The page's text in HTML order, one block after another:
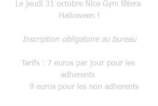
Le jeudi 31 octobre Nice Gym fêtera
Halloween !
Inscription obligatoire au bureau
Tarifs : 7 euros par jour pour les
adherents
    9 euros pour les non adherents